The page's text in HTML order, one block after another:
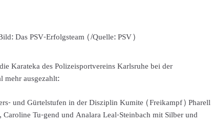
Das PSV-Erfolgsteam (/Quelle: PSV)
Karateka des Polizeisportvereins Karlsruhe bei der
mehr ausgezahlt:
und Gürtelstufen in der Disziplin Kumite (Freikampf) Pharell
Tu-gend und Analara Leal-Steinbach mit Silber und